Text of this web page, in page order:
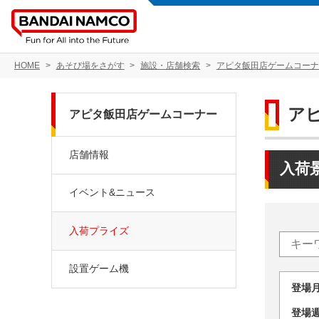
HOME あそび場をさがす 施設・店舗検索 アピタ飯田店ゲームコー
ア
入荷
登
登
アピタ飯田店ゲームコーナー
店舗情報
イベント&ニュース
入荷プライズ
設置ゲーム機